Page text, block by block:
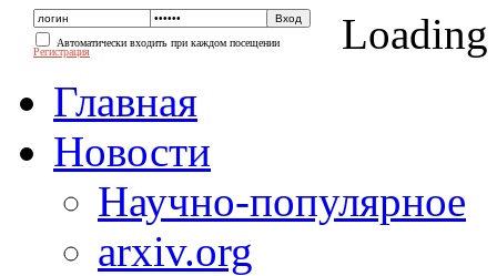
Автоматически входить при каждом посещении
Регистрация
Loading
Главная
Новости
Научно-популярное
arxiv.org